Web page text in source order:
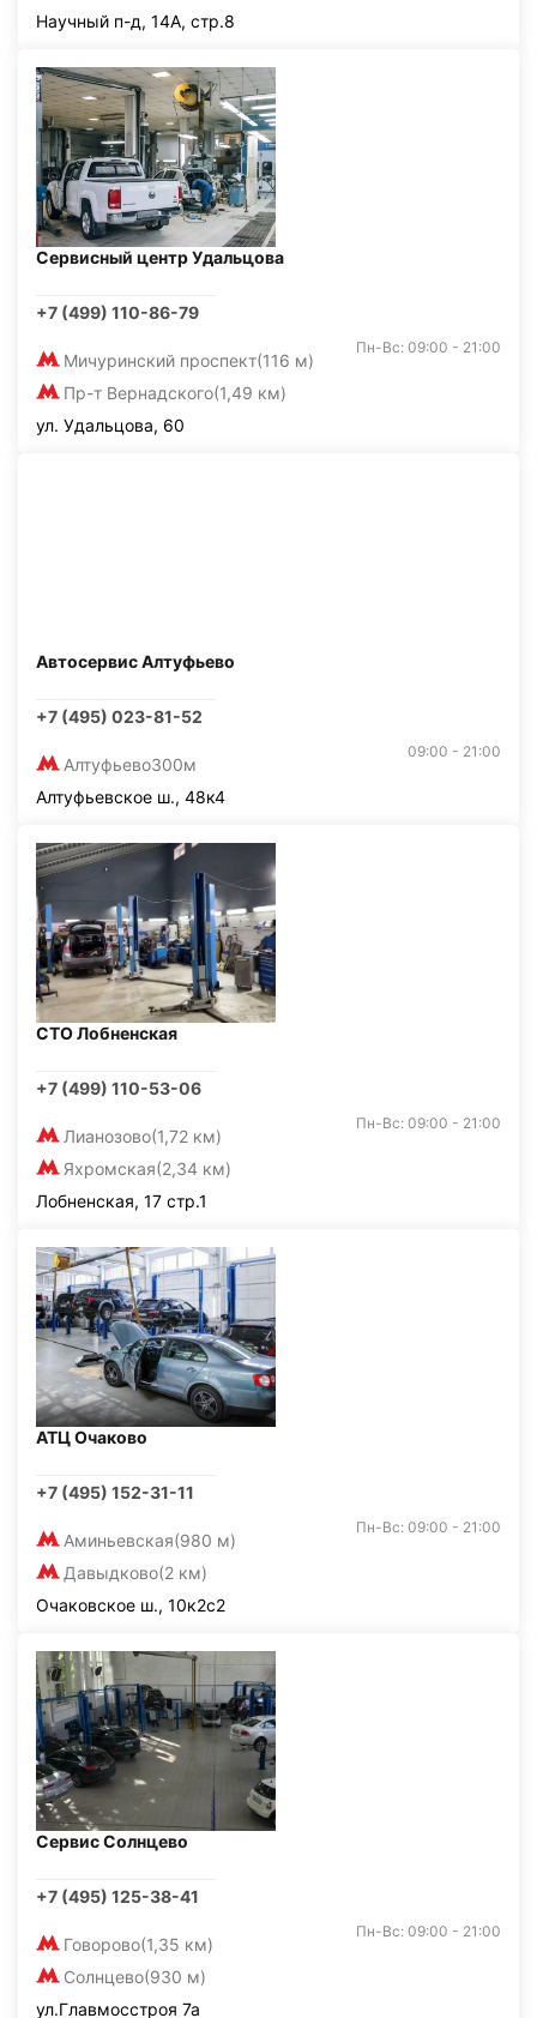
Научный п-д, 14А, стр.8
Сервисный центр Удальцова
+7 (499) 110-86-79
Мичуринский проспект(116 м)
Пр-т Вернадского(1,49 км)
Пн-Вс: 09:00 - 21:00
ул. Удальцова, 60
Автосервис Алтуфьево
+7 (495) 023-81-52
Алтуфьево300м
09:00 - 21:00
Алтуфьевское ш., 48к4
СТО Лобненская
+7 (499) 110-53-06
Лианозово(1,72 км)
Яхромская(2,34 км)
Пн-Вс: 09:00 - 21:00
Лобненская, 17 стр.1
АТЦ Очаково
+7 (495) 152-31-11
Аминьевская(980 м)
Давыдково(2 км)
Пн-Вс: 09:00 - 21:00
Очаковское ш., 10к2с2
Сервис Солнцево
+7 (495) 125-38-41
Говорово(1,35 км)
Солнцево(930 м)
Пн-Вс: 09:00 - 21:00
ул.Главмосстроя 7а